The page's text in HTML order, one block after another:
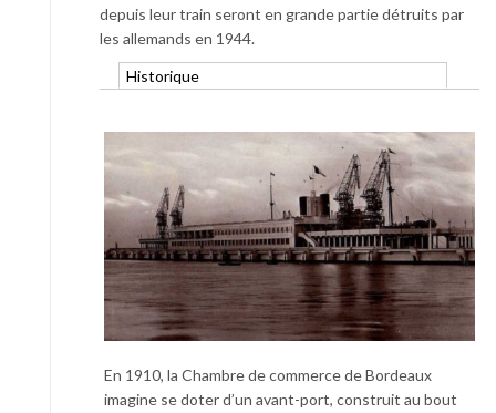
depuis leur train seront en grande partie détruits par
les allemands en 1944.
Historique
En 1910, la Chambre de commerce de Bordeaux
imagine se doter d’un avant-port, construit au bout